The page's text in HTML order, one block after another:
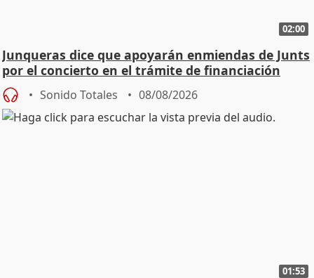
02:00
Junqueras dice que apoyarán enmiendas de Junts
por el concierto en el trámite de financiación
Sonido Totales 08/08/2026
01:53